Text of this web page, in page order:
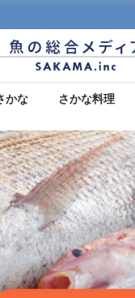
かな さかな料理